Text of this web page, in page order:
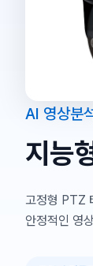
AI 영상분
지능
고정형 PTZ
안정적인 영